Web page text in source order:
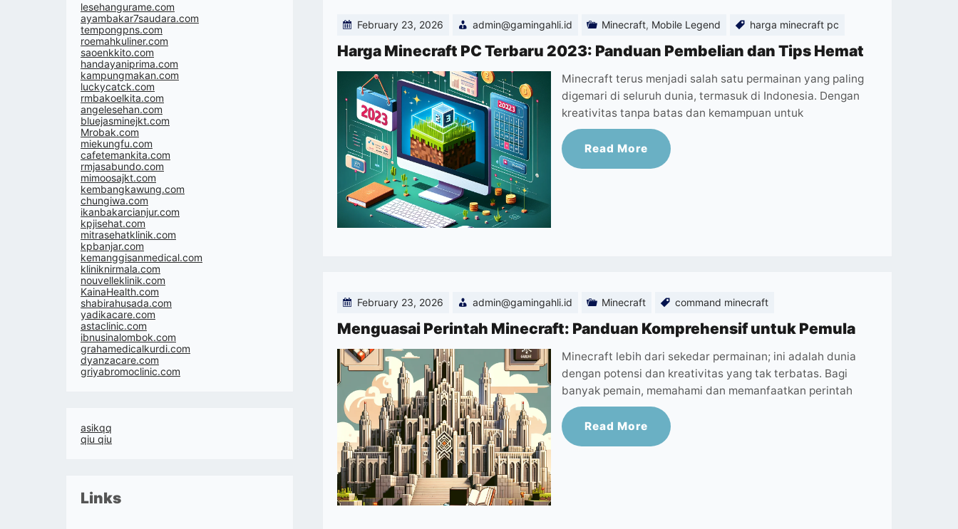
February 23, 2026 admin@gamingahli.id Minecraft, Mobile Legend harga minecraft pc
Harga Minecraft PC Terbaru 2023: Panduan Pembelian dan Tips Hemat
Minecraft terus menjadi salah satu permainan yang paling
digemari di seluruh dunia, termasuk di Indonesia. Dengan
kreativitas tanpa batas dan kemampuan untuk
Read More
February 23, 2026 admin@gamingahli.id Minecraft command minecraft
Menguasai Perintah Minecraft: Panduan Komprehensif untuk Pemula
Minecraft lebih dari sekedar permainan; ini adalah dunia
dengan potensi dan kreativitas yang tak terbatas. Bagi
banyak pemain, memahami dan memanfaatkan perintah
Read More
lesehangurame.com
ayambakar7saudara.com
tempongpns.com
roemahkuliner.com
saoenkkito.com
handayaniprima.com
kampungmakan.com
luckycatck.com
rmbakoelkita.com
angelesehan.com
bluejasminejkt.com
Mrobak.com
miekungfu.com
cafetemankita.com
rmjasabundo.com
mimoosajkt.com
kembangkawung.com
chungiwa.com
ikanbakarcianjur.com
kpjisehat.com
mitrasehatklinik.com
kpbanjar.com
kemanggisanmedical.com
kliniknirmala.com
nouvelleklinik.com
KainaHealth.com
shabirahusada.com
yadikacare.com
astaclinic.com
ibnusinalombok.com
grahamedicalkurdi.com
dyanzacare.com
griyabromoclinic.com
asikqq
qiu qiu
Links